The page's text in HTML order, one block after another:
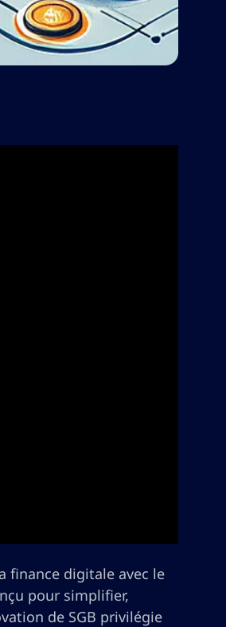
finance digitale avec le
pour simplifier,
de SGB privilégie